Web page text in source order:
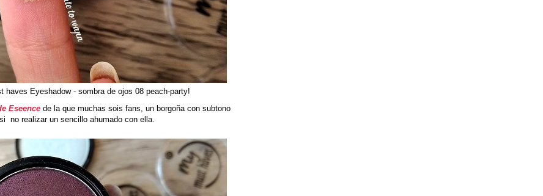
Eyeshadow - sombra de ojos 08 peach-party!
Eseence de la que muchas sois fans, un borgoña con subtono
no realizar un sencillo ahumado con ella.